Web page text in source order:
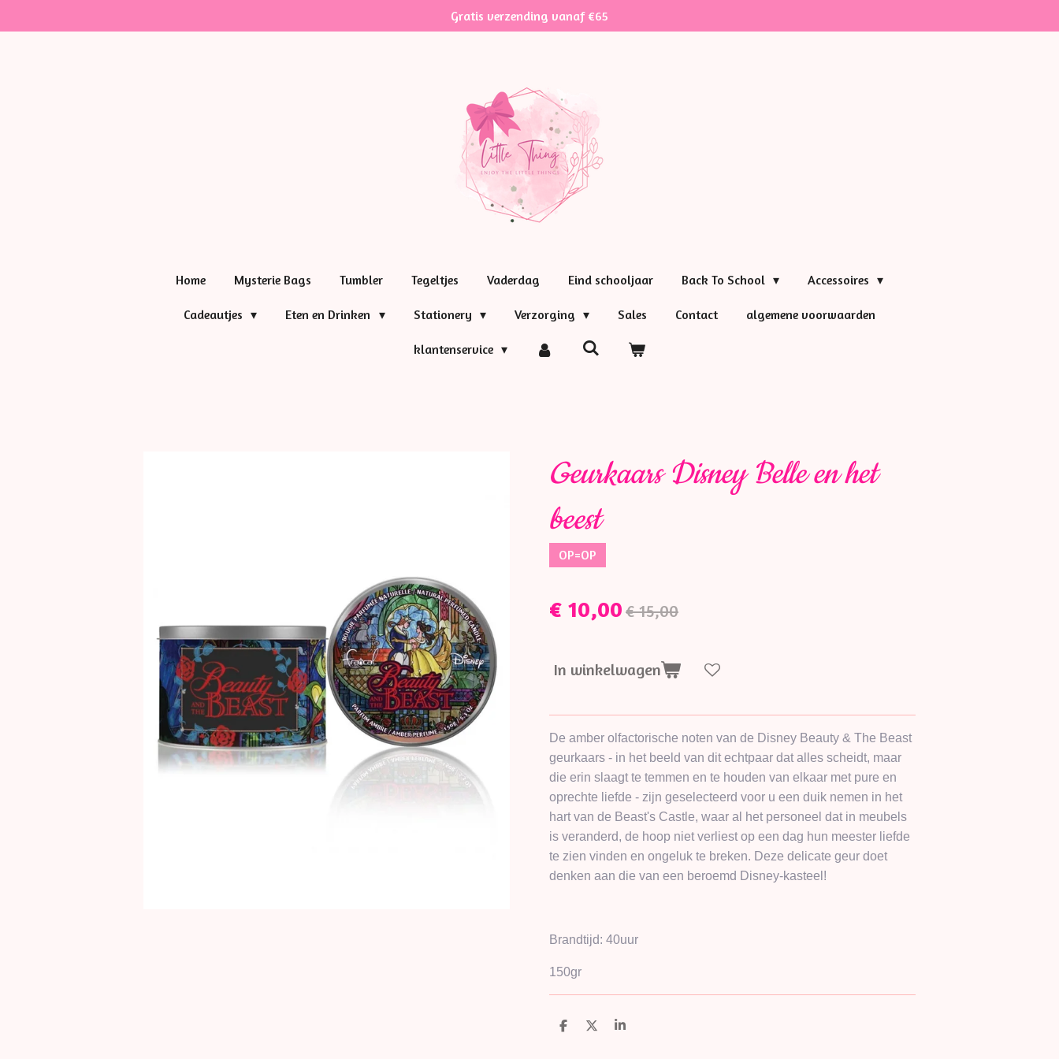
direct
Gratis verzending vanaf €65
Home Mysterie Bags Tumbler Tegeltjes Vaderdag Eind schooljaar Back To School Accessoires
Cadeautjes Eten en Drinken Stationery Verzorging Sales Contact algemene voorwaarden
klantenservice
Geurkaars Disney Belle en het
beest
OP=OP
€ 10,00 € 15,00
In winkelwagen
De amber olfactorische noten van de Disney Beauty & The Beast
geurkaars - in het beeld van dit echtpaar dat alles scheidt, maar
die erin slaagt te temmen en te houden van elkaar met pure en
oprechte liefde - zijn geselecteerd voor u een duik nemen in het
hart van de Beast's Castle, waar al het personeel dat in meubels
is veranderd, de hoop niet verliest op een dag hun meester liefde
te zien vinden en ongeluk te breken. Deze delicate geur doet
denken aan die van een beroemd Disney-kasteel!
Brandtijd: 40uur
150gr
D
D
S